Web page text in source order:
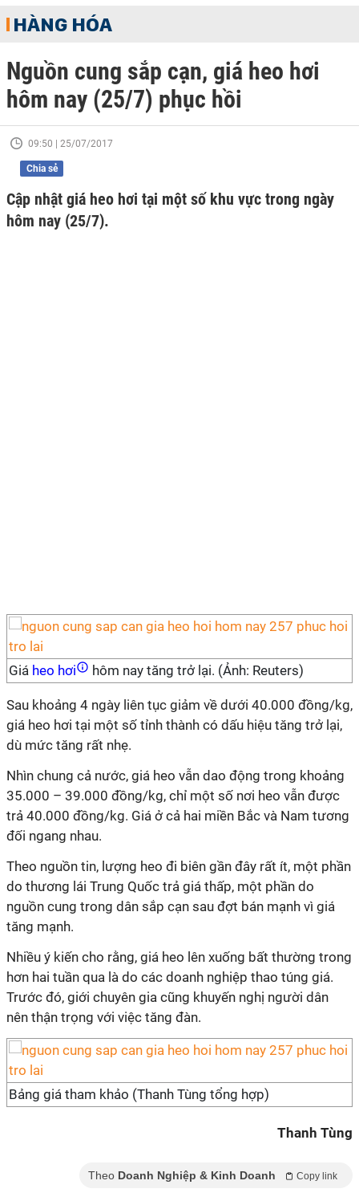
HÀNG HÓA
Nguồn cung sắp cạn, giá heo hơi
hôm nay (25/7) phục hồi
09:50 | 25/07/2017
Chia sẻ
Cập nhật giá heo hơi tại một số khu vực trong ngày
hôm nay (25/7).
Giá heo hơi hôm nay tăng trở lại. (Ảnh: Reuters)
Sau khoảng 4 ngày liên tục giảm về dưới 40.000 đồng/kg,
giá heo hơi tại một số tỉnh thành có dấu hiệu tăng trở lại,
dù mức tăng rất nhẹ.
Nhìn chung cả nước, giá heo vẫn dao động trong khoảng
35.000 – 39.000 đồng/kg, chỉ một số nơi heo vẫn được
trả 40.000 đồng/kg. Giá ở cả hai miền Bắc và Nam tương
đối ngang nhau.
Theo nguồn tin, lượng heo đi biên gần đây rất ít, một phần
do thương lái Trung Quốc trả giá thấp, một phần do
nguồn cung trong dân sắp cạn sau đợt bán mạnh vì giá
tăng mạnh.
Nhiều ý kiến cho rằng, giá heo lên xuống bất thường trong
hơn hai tuần qua là do các doanh nghiệp thao túng giá.
Trước đó, giới chuyên gia cũng khuyến nghị người dân
nên thận trọng với việc tăng đàn.
Bảng giá tham khảo (Thanh Tùng tổng hợp)
Thanh Tùng
Theo Doanh Nghiệp & Kinh Doanh Copy link